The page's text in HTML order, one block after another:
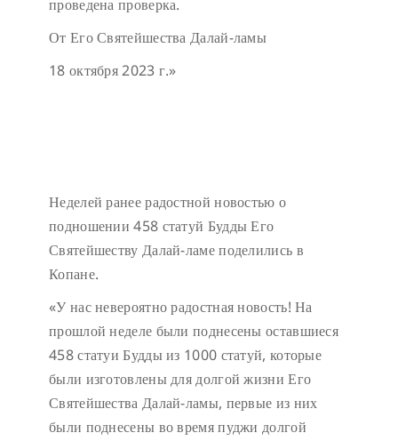
проведена проверка.
От Его Святейшества Далай-ламы
18 октября 2023 г.»
Неделей ранее радостной новостью о
подношении 458 статуй Будды Его
Святейшеству Далай-ламе поделились в
Копане.
«У нас невероятно радостная новость! На
прошлой неделе были поднесены оставшиеся
458 статуи Будды из 1000 статуй, которые
были изготовлены для долгой жизни Его
Святейшества Далай-ламы, первые из них
были поднесены во время пуджи долгой